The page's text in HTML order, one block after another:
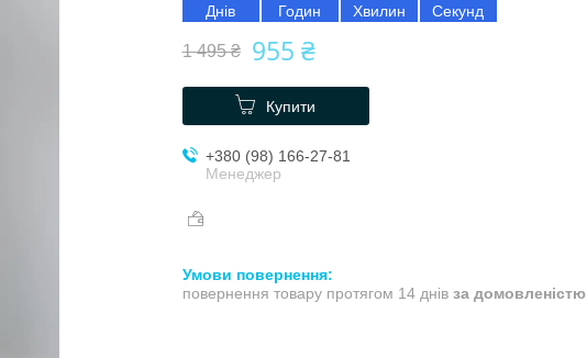
Днів Годин Хвилин Секунд
1 495 ₴ 955 ₴
Купити
+380 (98) 166-27-81
Менеджер
повернення товару протягом 14 днів за домовленістю